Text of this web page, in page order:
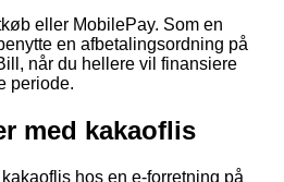
eller MobilePay. Som en
en afbetalingsordning på
når du hellere vil finansiere
periode.
med kakaoflis
hos en e-forretning på